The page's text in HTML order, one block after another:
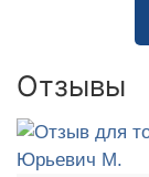
Отзывы